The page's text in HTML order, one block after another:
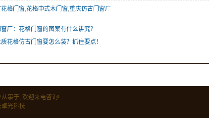
格门窗,花格中式木门窗,重庆仿古门窗厂
厂：花格门窗的图案有什么讲究？
花格仿古门窗要怎么装？抓住要点！
事于, 欢迎来电咨询!
卓光科技